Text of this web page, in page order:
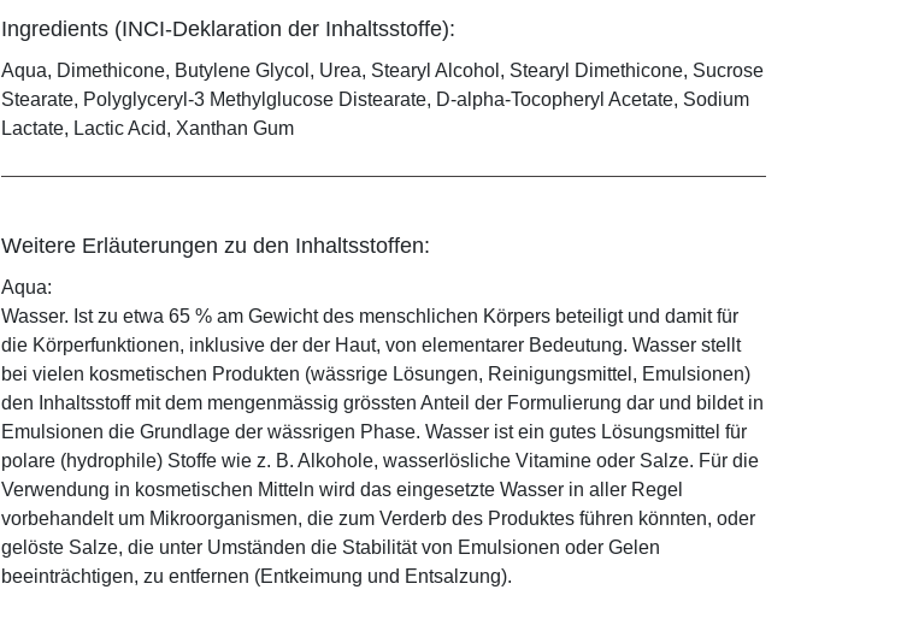
Ingredients (INCI-Deklaration der Inhaltsstoffe):
Aqua, Dimethicone, Butylene Glycol, Urea, Stearyl Alcohol, Stearyl Dimethicone, Sucrose
Stearate, Polyglyceryl-3 Methylglucose Distearate, D-alpha-Tocopheryl Acetate, Sodium
Lactate, Lactic Acid, Xanthan Gum
Weitere Erläuterungen zu den Inhaltsstoffen:
Aqua:
Wasser. Ist zu etwa 65 % am Gewicht des menschlichen Körpers beteiligt und damit für
die Körperfunktionen, inklusive der der Haut, von elementarer Bedeutung. Wasser stellt
bei vielen kosmetischen Produkten (wässrige Lösungen, Reinigungsmittel, Emulsionen)
den Inhaltsstoff mit dem mengenmässig grössten Anteil der Formulierung dar und bildet in
Emulsionen die Grundlage der wässrigen Phase. Wasser ist ein gutes Lösungsmittel für
polare (hydrophile) Stoffe wie z. B. Alkohole, wasserlösliche Vitamine oder Salze. Für die
Verwendung in kosmetischen Mitteln wird das eingesetzte Wasser in aller Regel
vorbehandelt um Mikroorganismen, die zum Verderb des Produktes führen könnten, oder
gelöste Salze, die unter Umständen die Stabilität von Emulsionen oder Gelen
beeinträchtigen, zu entfernen (Entkeimung und Entsalzung).